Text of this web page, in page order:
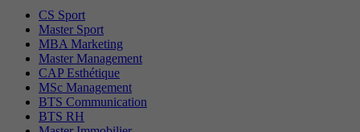
CS Sport
Master Sport
MBA Marketing
Master Management
CAP Esthétique
MSc Management
BTS Communication
BTS RH